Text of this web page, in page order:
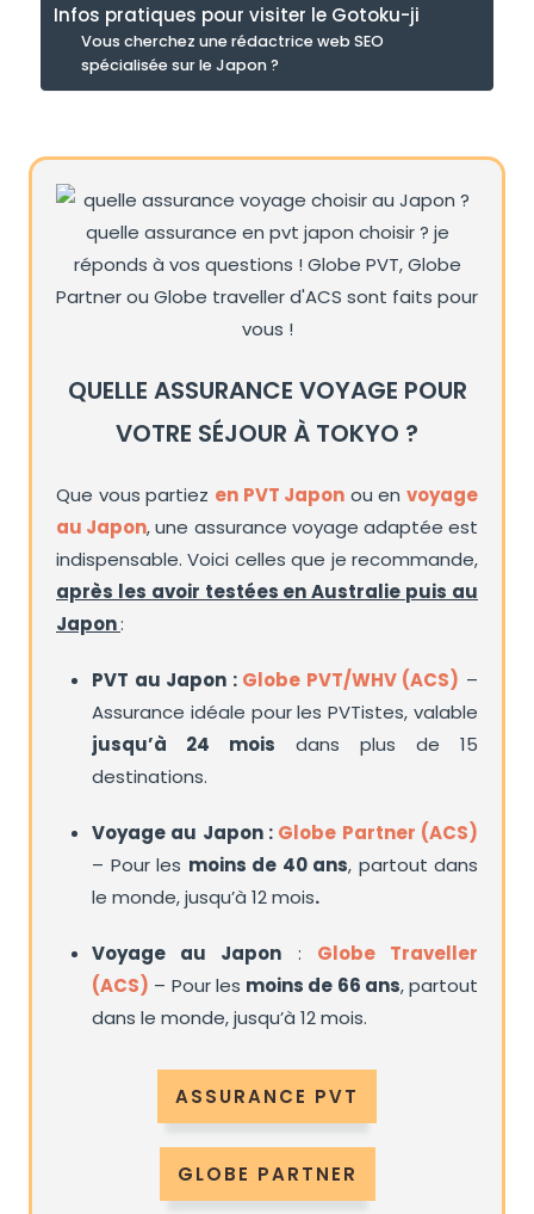
Infos pratiques pour visiter le Gotoku-ji
Vous cherchez une rédactrice web SEO
spécialisée sur le Japon ?
QUELLE ASSURANCE VOYAGE POUR
VOTRE SÉJOUR À TOKYO ?
Que vous partiez en PVT Japon ou en voyage
au Japon, une assurance voyage adaptée est
indispensable. Voici celles que je recommande,
après les avoir testées en Australie puis au
Japon:
PVT au Japon : Globe PVT/WHV (ACS) –
Assurance idéale pour les PVTistes, valable
jusqu’à 24 mois dans plus de 15
destinations.
Voyage au Japon : Globe Partner (ACS)
– Pour les moins de 40 ans, partout dans
le monde, jusqu’à 12 mois.
Voyage au Japon : Globe Traveller
(ACS) – Pour les moins de 66 ans, partout
dans le monde, jusqu’à 12 mois.
ASSURANCE PVT
GLOBE PARTNER